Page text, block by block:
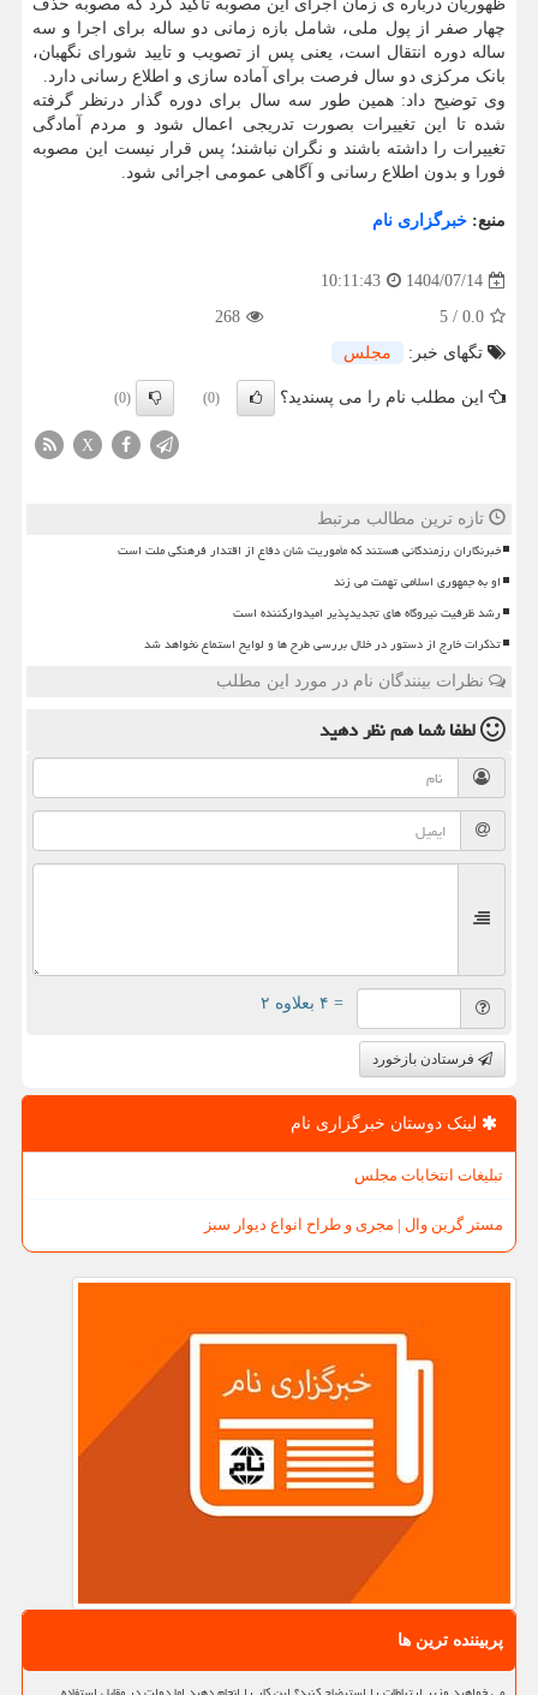
ظهوریان درباره ی زمان اجرای این مصوبه تاکید کرد که مصوبه حذف
چهار صفر از پول ملی، شامل بازه زمانی دو ساله برای اجرا و سه
ساله دوره انتقال است، یعنی پس از تصویب و تایید شورای نگهبان،
بانک مرکزی دو سال فرصت برای آماده سازی و اطلاع رسانی دارد.
وی توضیح داد: همین طور سه سال برای دوره گذار درنظر گرفته
شده تا این تغییرات بصورت تدریجی اعمال شود و مردم آمادگی
تغییرات را داشته باشند و نگران نباشند؛ پس قرار نیست این مصوبه
فورا و بدون اطلاع رسانی و آگاهی عمومی اجرائی شود.
منبع: خبرگزاری نام
1404/07/14
10:11:43
0.0
/
5
268
تگهای خبر:
مجلس
این مطلب نام را می پسندید؟ (0)
(0)
X
تازه ترین مطالب مرتبط
خبرنگاران رزمندگانی هستند که مأموریت شان دفاع از اقتدار فرهنگی ملت است
او به جمهوری اسلامی تهمت می زند
رشد ظرفیت نیروگاه های تجدیدپذیر امیدوارکننده است
تذکرات خارج از دستور در خلال بررسی طرح ها و لوایح استماع نخواهد شد
نظرات بینندگان نام در مورد این مطلب
لطفا شما همنظر دهید
= ۴ بعلاوه ۲
فرستادن بازخورد
لینک دوستان خبرگزاری نام
تبلیغات انتخابات مجلس
مستر گرین وال | مجری و طراح انواع دیوار سبز
پربیننده ترین ها